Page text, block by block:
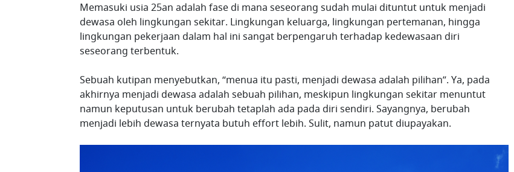
Memasuki usia 25an adalah fase di mana seseorang sudah mulai dituntut untuk menjadi
dewasa oleh lingkungan sekitar. Lingkungan keluarga, lingkungan pertemanan, hingga
lingkungan pekerjaan dalam hal ini sangat berpengaruh terhadap kedewasaan diri
seseorang terbentuk.
Sebuah kutipan menyebutkan, “menua itu pasti, menjadi dewasa adalah pilihan”. Ya, pada
akhirnya menjadi dewasa adalah sebuah pilihan, meskipun lingkungan sekitar menuntut
namun keputusan untuk berubah tetaplah ada pada diri sendiri. Sayangnya, berubah
menjadi lebih dewasa ternyata butuh effort lebih. Sulit, namun patut diupayakan.